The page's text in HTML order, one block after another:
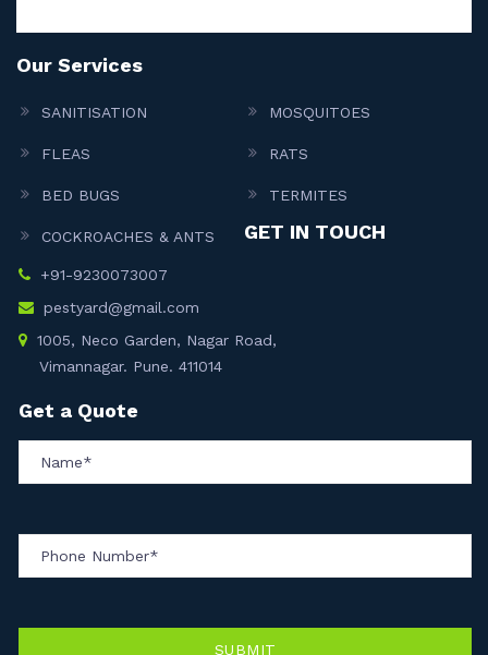
Our Services
SANITISATION MOSQUITOES
FLEAS RATS
BED BUGS TERMITES
COCKROACHES & ANTS GET IN TOUCH
+91-9230073007
pestyard@gmail.com
1005, Neco Garden, Nagar Road,
Vimannagar. Pune. 411014
Get a Quote
SUBMIT